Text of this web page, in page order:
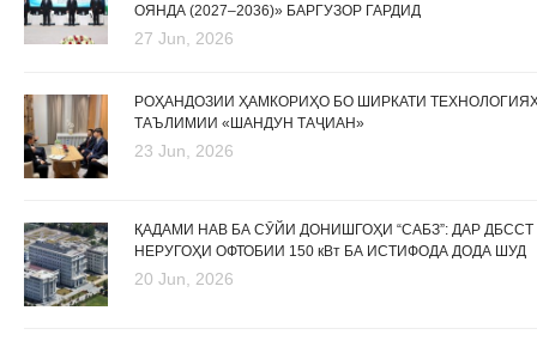
ОЯНДА (2027–2036)» БАРГУЗОР ГАРДИД
27 Jun, 2026
РОҲАНДОЗИИ ҲАМКОРИҲО БО ШИРКАТИ
ТАЪЛИМИИ «ШАНДУН ТАҶИАН»
23 Jun, 2026
ҚАДАМИ НАВ БА СӮЙИ ДОНИШГОҲИ “САБЗ”: ДАР ДБССТ
НЕРУГОҲИ ОФТОБИИ 150 кВт БА ИСТИФОДА ДОДА ШУД
20 Jun, 2026